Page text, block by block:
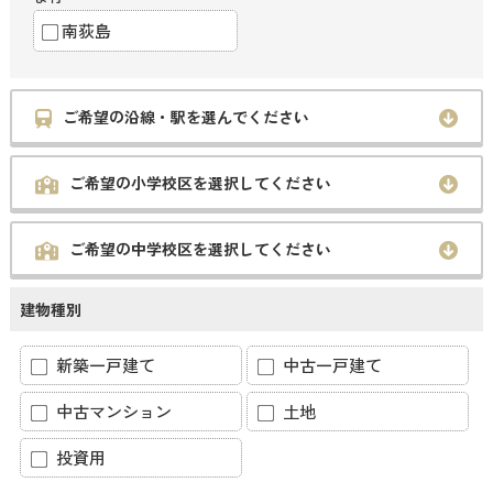
南荻島
ご希望の沿線・駅を選んでください
ご希望の小学校区を選択してください
ご希望の中学校区を選択してください
建物種別
新築一戸建て
中古一戸建て
中古マンション
土地
投資用